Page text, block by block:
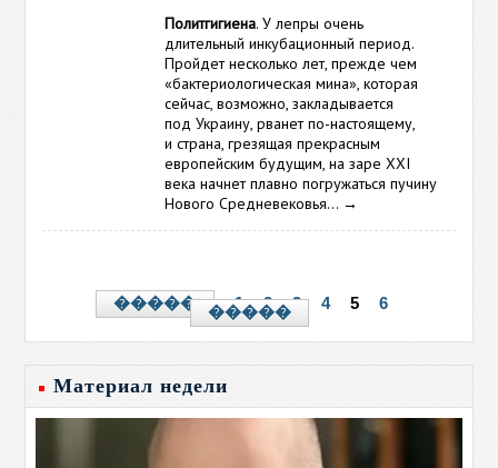
Политгигиена. У лепры очень
длительный инкубационный период.
Пройдет несколько лет, прежде чем
«бактериологическая мина», которая
сейчас, возможно, закладывается
под Украину, рванет по-настоящему,
и страна, грезящая прекрасным
европейским будущим, на заре XXI
века начнет плавно погружаться пучину
Нового Средневековья… →
����� 1 2 3 4 5 6
�����
Материал недели